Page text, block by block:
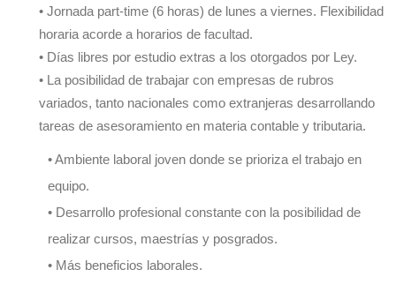
• Jornada part-time (6 horas) de lunes a viernes. Flexibilidad
horaria acorde a horarios de facultad.
• Días libres por estudio extras a los otorgados por Ley.
• La posibilidad de trabajar con empresas de rubros
variados, tanto nacionales como extranjeras desarrollando
tareas de asesoramiento en materia contable y tributaria.
• Ambiente laboral joven donde se prioriza el trabajo en
equipo.
• Desarrollo profesional constante con la posibilidad de
realizar cursos, maestrías y posgrados.
• Más beneficios laborales.